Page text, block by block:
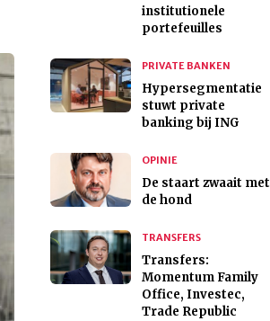
institutionele
portefeuilles
PRIVATE BANKEN
Hypersegmentatie
stuwt private
banking bij ING
OPINIE
De staart zwaait met
de hond
TRANSFERS
Transfers:
Momentum Family
Office, Investec,
Trade Republic